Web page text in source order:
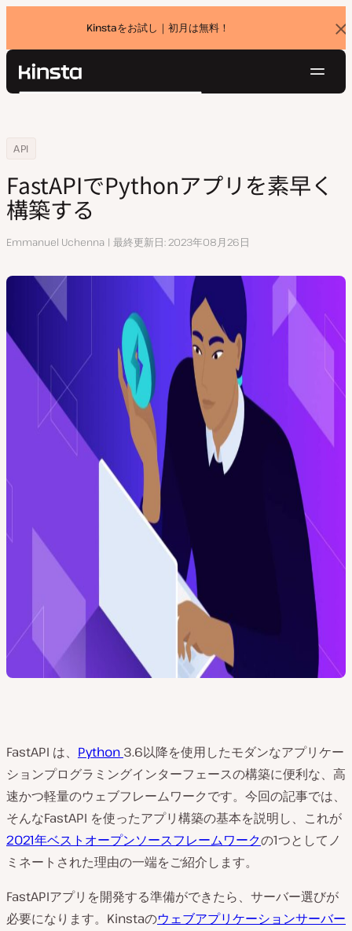
Kinstaをお試し｜初月は無料！
バ
ナ
Kinsta®
ョ
お問い合わせ
検
Home
リソースセンター
API
FastAPIでPythonアプリを素早く構築する
FastAPIでPythonアプリを素早く
構築する
執
Emmanuel Uchenna 最終更新日 2023年08月26日
FastAPI は、 Python 3.6以降を使用したモダンなアプリケー
ションプログラミングインターフェースの構築に便利な、高
速かつ軽量のウェブフレームワークです。今回の記事では、
そんなFastAPI を使ったアプリ構築の基本を説明し、これが
2021年ベストオープンソースフレームワークの1つとしてノ
ミネートされた理由の一端をご紹介します。
FastAPIアプリを開発する準備ができたら、サーバー選びが
必要になります。Kinstaのウェブアプリケーションサーバー